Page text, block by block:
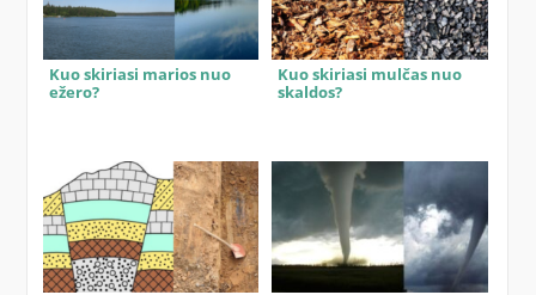
Kuo skiriasi marios nuo
ežero?
Kuo skiriasi mulčas nuo
skaldos?